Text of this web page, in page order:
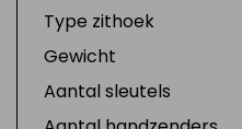
Type zithoek
Gewicht
Aantal sleutels